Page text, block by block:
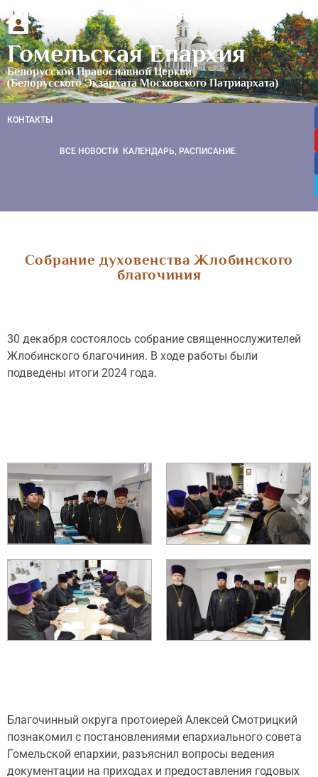
Гомельская Епархия
Белорусской Православной Церкви
(Белорусского Экзархата Московского Патриархата)
КОНТАКТЫ
ВСЕ НОВОСТИ КАЛЕНДАРЬ, РАСПИСАНИЕ
Собрание духовенства Жлобинского
благочиния
30 декабря состоялось собрание священнослужителей
Жлобинского благочиния. В ходе работы были
подведены итоги 2024 года.
Благочинный округа протоиерей Алексей Смотрицкий
познакомил с постановлениями епархиального совета
Гомельской епархии, разъяснил вопросы ведения
документации на приходах и предоставления годовых